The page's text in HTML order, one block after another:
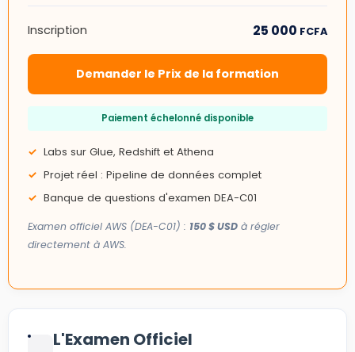
Inscription 25 000 FCFA
Demander le Prix de la formation
Paiement échelonné disponible
Labs sur Glue, Redshift et Athena
Projet réel : Pipeline de données complet
Banque de questions d'examen DEA-C01
Examen officiel AWS (DEA-C01) : 150 $ USD à régler
directement à AWS.
L'Examen Officiel